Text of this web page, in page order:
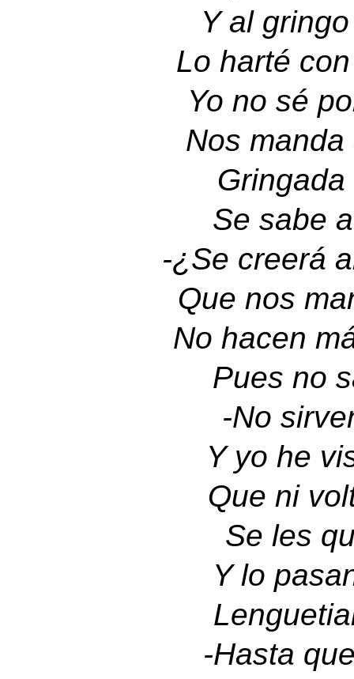
Y al
Lo harté
Yo no sé
Nos
Se sabe
-¿Se creerá
Que nos
No hacen
Pues no
-No
Y yo he
Que ni
Se les
Y lo
-Hasta